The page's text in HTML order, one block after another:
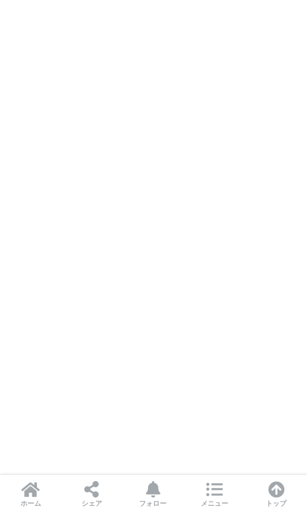
ホーム シェア フォロー メニュー トップ